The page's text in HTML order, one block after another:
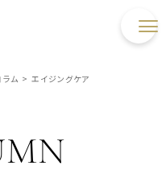
ム > エイジングケア